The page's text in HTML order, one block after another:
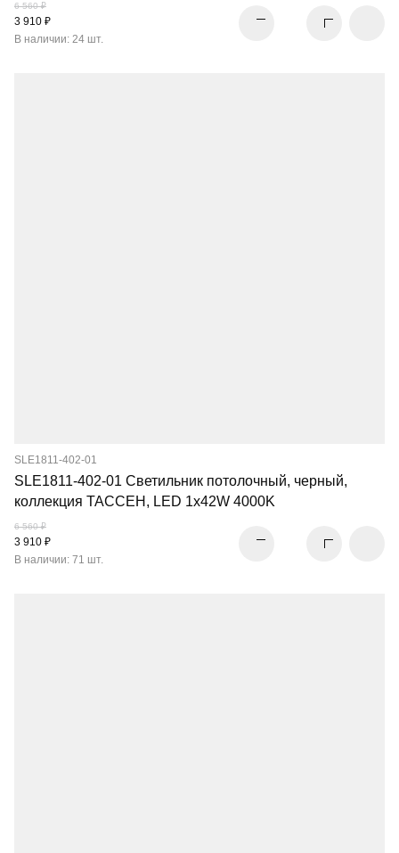
6 560 ₽
3 910 ₽
В наличии: 24 шт.
SLE1811-402-01
SLE1811-402-01 Светильник потолочный, черный,
коллекция ТАССЕН, LED 1x42W 4000K
6 560 ₽
3 910 ₽
В наличии: 71 шт.